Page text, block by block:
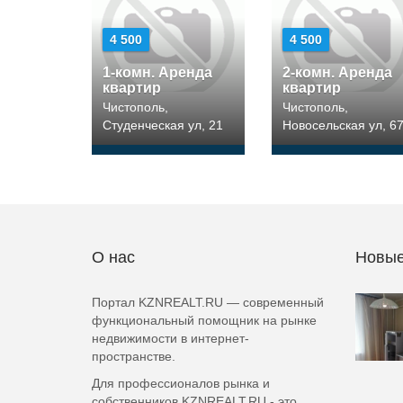
4 500
1-комн. Аренда
квартир
Чистополь,
Студенческая ул, 21
4 500
2-комн. Аренда
квартир
Чистополь,
Новосельская ул, 67
О нас
Портал KZNREALT.RU — современный
функциональный помощник на рынке
недвижимости в интернет-
пространстве.
Для профессионалов рынка и